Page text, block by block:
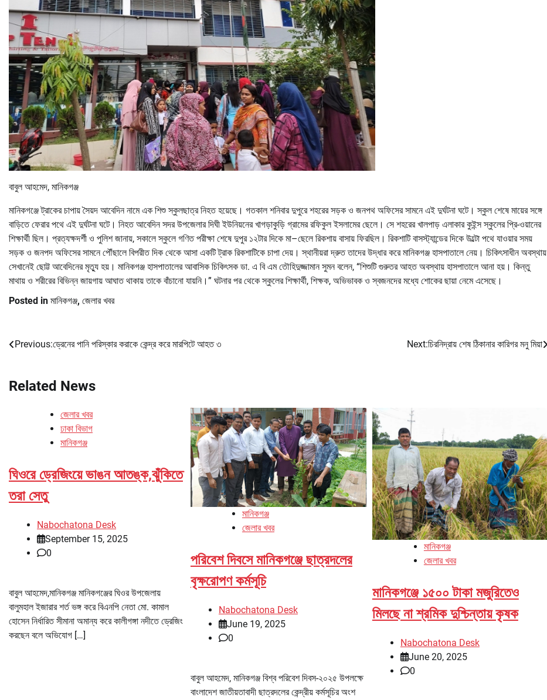
বাবুল আহমেদ, মানিকগঞ্জ
মানিকগঞ্জে ট্রাকের চাপায় সৈয়দ আবেদিন নামে এক শিশু স্কুলছাত্র নিহত হয়েছে। গতকাল শনিবার দুপুরে শহরের সড়ক ও জনপথ অফিসের সামনে এই দুর্ঘটনা ঘটে। স্কুল শেষে মায়ের সঙ্গে
বাড়িতে ফেরার পথে এই দুর্ঘটনা ঘটে। নিহত আবেদিন সদর উপজেলার দিঘী ইউনিয়নের খাগড়াকুড়ি গ্রামের রফিকুল ইসলামের ছেলে। সে শহরের খালপাড় এলাকার কুইন্স স্কুলের প্রি-ওয়ানের
শিক্ষার্থী ছিল। প্রত্যক্ষদর্শী ও পুলিশ জানায়, সকালে স্কুলে গণিত পরীক্ষা শেষে দুপুর ১২টার দিকে মা–ছেলে রিকশায় বাসায় ফিরছিল। রিকশাটি বাসস্ট্যান্ডের দিকে উল্টো পথে যাওয়ার সময়
সড়ক ও জনপদ অফিসের সামনে পৌঁছালে বিপরীত দিক থেকে আসা একটি ট্রাক রিকশাটিকে চাপা দেয়। স্থানীয়রা দ্রুত তাদের উদ্ধার করে মানিকগঞ্জ হাসপাতালে নেয়। চিকিৎসাধীন অবস্থায়
সেখানেই ছোট্ট আবেদিনের মৃত্যু হয়। মানিকগঞ্জ হাসপাতালের আবাসিক চিকিৎসক ডা. এ বি এম তৌহিদুজ্জামান সুমন বলেন, “শিশুটি গুরুতর আহত অবস্থায় হাসপাতালে আনা হয়। কিন্তু
মাথায় ও শরীরের বিভিন্ন জায়গায় আঘাত থাকায় তাকে বাঁচানো যায়নি।” ঘটনার পর থেকে স্কুলের শিক্ষার্থী, শিক্ষক, অভিভাবক ও স্বজনদের মধ্যে শোকের ছায়া নেমে এসেছে।
Posted in মানিকগঞ্জ, জেলার খবর
Post
Previous:ড্রেনের পানি পরিস্কার করাকে কেন্দ্র করে মারপিটে আহত ৩ Next:চিরনিদ্রায় শেষ ঠিকানার কারিগর মনু মিয়া
Related News
জেলার খবর
ঢাকা বিভাগ
মানিকগঞ্জ
ঘিওরে ড্রেজিংয়ে ভাঙন আতঙ্ক,ঝুঁকিতে
তরা সেতু
Nabochatona Desk
September 15, 2025
0
বাবুল আহমেদ,মানিকগঞ্জ মানিকগঞ্জের ঘিওর উপজেলায়
বালুমহাল ইজারার শর্ত ভঙ্গ করে বিএনপি নেতা মো. কামাল
হোসেন নির্ধারিত সীমানা অমান্য করে কালীগঙ্গা নদীতে ড্রেজিং
করছেন বলে অভিযোগ […]
মানিকগঞ্জ
জেলার খবর
পরিবেশ দিবসে মানিকগঞ্জে ছাত্রদলের
বৃক্ষরোপণ কর্মসূচি
Nabochatona Desk
June 19, 2025
0
বাবুল আহমেদ, মানিকগঞ্জ বিশ্ব পরিবেশ দিবস-২০২৫ উপলক্ষে
বাংলাদেশ জাতীয়তাবাদী ছাত্রদলের কেন্দ্রীয় কর্মসূচির অংশ
মানিকগঞ্জ
জেলার খবর
মানিকগঞ্জে ১৫০০ টাকা মজুরিতেও
মিলছে না শ্রমিক দুশ্চিন্তায় কৃষক
Nabochatona Desk
June 20, 2025
0